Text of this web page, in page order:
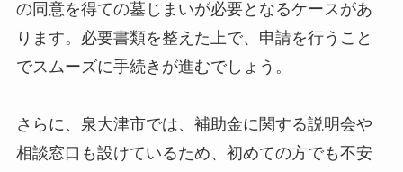
の同意を得ての墓じまいが必要となるケースがあ
ります。必要書類を整えた上で、申請を行うこと
でスムーズに手続きが進むでしょう。
さらに、泉大津市では、補助金に関する説明会や
相談窓口も設けているため、初めての方でも不安